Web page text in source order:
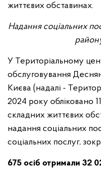
життєвих обставинах.
Надання соціальних
У Територіальному
обслуговування
Києва (надалі -
2024 року обліковано
складних життєвих
надання соціальних
соціальних послуг,
675 осіб отримали 32